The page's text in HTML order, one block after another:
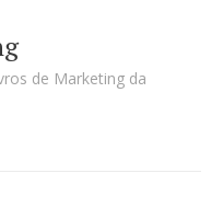
de Marketing da